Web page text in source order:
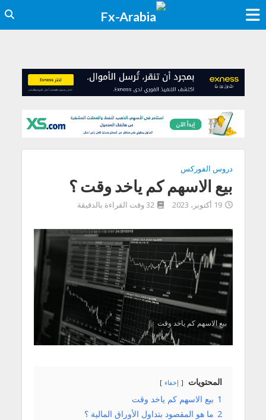
دروس الفوركس
بيع الاسهم كم ياخد وقت ؟
19 أكتوبر، 2023 32 وقت القراءة بالدقيقة
بيع الاسهم كم ياخد وقت
المحتويات إخفاء
1 بيع الاسهم كم ياخد وقت
2 ما هو المقصود بتداول الأوراق المالية ؟